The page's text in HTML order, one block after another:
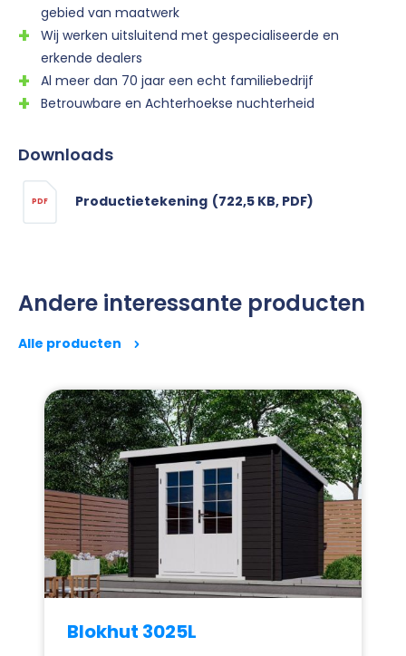
gebied van maatwerk
Wij werken uitsluitend met gespecialiseerde en
erkende dealers
Al meer dan 70 jaar een echt familiebedrijf
Betrouwbare en Achterhoekse nuchterheid
Downloads
PDF Productietekening (722,5 KB, PDF)
Andere interessante producten
Alle producten
Blokhut 3025L